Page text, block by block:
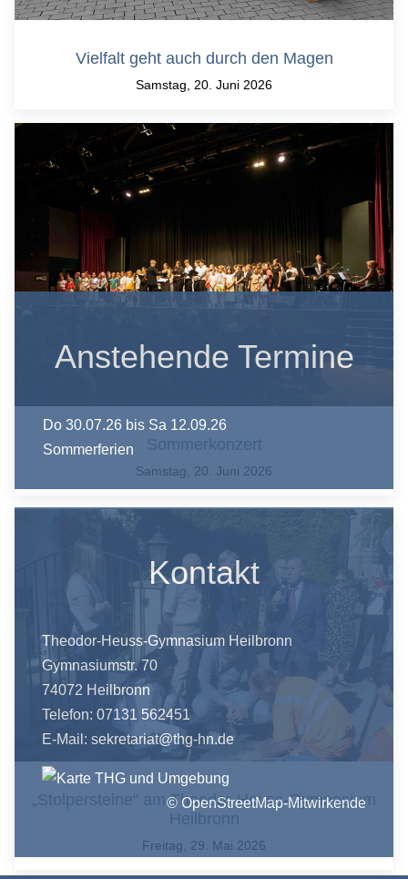
Vielfalt geht auch durch den Magen
Samstag, 20. Juni 2026
Sommerkonzert
Samstag, 20. Juni 2026
„Stolpersteine“ am Theodor-Heuss-Gymnasium
Heilbronn
Freitag, 29. Mai 2026
Anstehende Termine
Do 30.07.26 bis Sa 12.09.26
Sommerferien
Kontakt
Theodor-Heuss-Gymnasium Heilbronn
Gymnasiumstr. 70
74072 Heilbronn
Telefon: 07131 562451
E-Mail:sekretariat@thg-hn.de
© OpenStreetMap-Mitwirkende